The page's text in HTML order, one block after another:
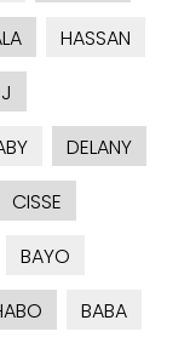
HASSAN
DELANY
CISSE
BAYO
BABA